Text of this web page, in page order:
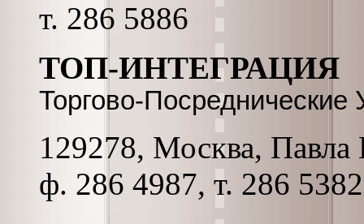
т. 286 5886
ТОП-ИНТЕГРАЦИЯ
Торгово-Посреднические
129278, Москва, Павла
ф. 286 4987, т. 286 5382